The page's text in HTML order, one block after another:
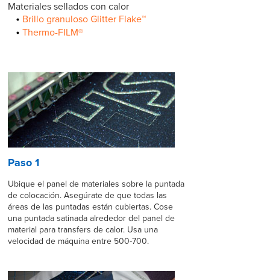
Materiales sellados con calor
Brillo granuloso Glitter Flake™
Thermo-FILM®
Paso 1
Ubique el panel de materiales sobre la puntada
de colocación. Asegúrate de que todas las
áreas de las puntadas están cubiertas. Cose
una puntada satinada alrededor del panel de
material para transfers de calor. Usa una
velocidad de máquina entre 500-700.